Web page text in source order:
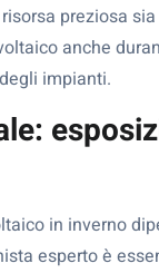
preziosa
anche
impianti.
in inverno
esperto è